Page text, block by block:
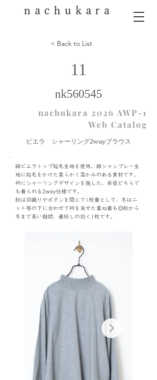
nachukara
< Back to List
11
nk560545
nachukara 2026 AWP-1
Web Catalog
ビエラ シャーリング2wayブラウス
綿ビエラトップ起毛生地を使用。綿シャンブレー生
地に起毛をかけた柔らかく温かみのある素材です。
衿にシャーリングデザインを施した、前後どちらで
も着られる2way仕様です。
秋は羽織りやボタンを閉じて1枚着として、冬はニ
ット等の下に合わせて衿を見せた重ね着も◎秋から
冬まで長い期間、着回しの効く1枚です。